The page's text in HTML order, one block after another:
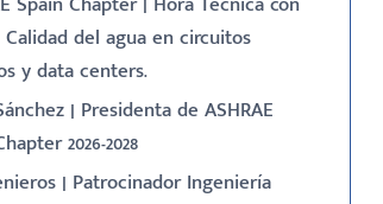
Calidad del agua en circuitos
y data centers.
| Presidenta de ASHRAE
2026-2028
| Patrocinador Ingeniería